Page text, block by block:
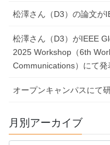
松澤さん（D3）の論文が
松澤さん（D3）がIEEE
2025 Workshop（6th
Communications）にて発
オープンキャンパスにて
月別アーカイブ
月